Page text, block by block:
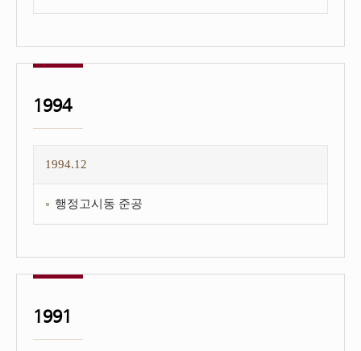
1994
1994.12
행정고시동 준공
1991